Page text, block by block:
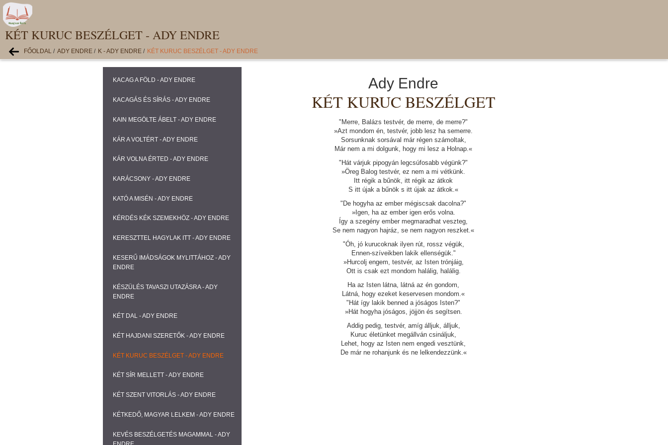
KÉT KURUC BESZÉLGET - ADY ENDRE
FŐOLDAL / ADY ENDRE / K - ADY ENDRE / KÉT KURUC BESZÉLGET - ADY ENDRE
KACAG A FÖLD - ADY ENDRE
KACAGÁS ÉS SÍRÁS - ADY ENDRE
KAIN MEGÖLTE ÁBELT - ADY ENDRE
KÁR A VOLTÉRT - ADY ENDRE
KÁR VOLNA ÉRTED - ADY ENDRE
KARÁCSONY - ADY ENDRE
KATÓ A MISÉN - ADY ENDRE
KÉRDÉS KÉK SZEMEKHÖZ - ADY ENDRE
KERESZTTEL HAGYLAK ITT - ADY ENDRE
KESERŰ IMÁDSÁGOK MYLITTÁHOZ - ADY
ENDRE
KÉSZÜLÉS TAVASZI UTAZÁSRA - ADY
ENDRE
KÉT DAL - ADY ENDRE
KÉT HAJDANI SZERETŐK - ADY ENDRE
KÉT KURUC BESZÉLGET - ADY ENDRE
KÉT SÍR MELLETT - ADY ENDRE
KÉT SZENT VITORLÁS - ADY ENDRE
KÉTKEDŐ, MAGYAR LELKEM - ADY ENDRE
KEVÉS BESZÉLGETÉS MAGAMMAL - ADY
Ady Endre
KÉT KURUC BESZÉLGET
"Merre, Balázs testvér, de merre, de merre?"
»Azt mondom én, testvér, jobb lesz ha semerre.
Sorsunknak sorsával már régen számoltak,
Már nem a mi dolgunk, hogy mi lesz a Holnap.«
"Hát várjuk pipogyán legcsúfosabb végünk?"
»Öreg Balog testvér, ez nem a mi vétkünk.
Itt régik a bűnök, itt régik az átkok
S itt újak a bűnök s itt újak az átkok.«
"De hogyha az ember mégiscsak dacolna?"
»Igen, ha az ember igen erős volna.
Így a szegény ember megmaradhat veszteg,
Se nem nagyon hajráz, se nem nagyon reszket.«
"Óh, jó kurucoknak ilyen rút, rossz végük,
Ennen-szíveikben lakik ellenségük."
»Hurcolj engem, testvér, az Isten trónjáig,
Ott is csak ezt mondom halálig, halálig.
Ha az Isten látna, látná az én gondom,
Látná, hogy ezeket keservesen mondom.«
"Hát így lakik benned a jóságos Isten?"
»Hát hogyha jóságos, jöjjön és segítsen.
Addig pedig, testvér, amíg álljuk, álljuk,
Kuruc életünket megállván csináljuk,
Lehet, hogy az Isten nem engedi vesztünk,
De már ne rohanjunk és ne lelkendezzünk.«